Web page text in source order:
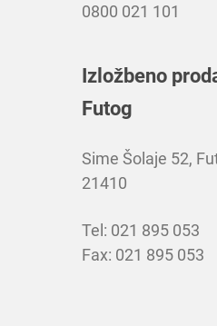
0800 021 101
Izložbeno
Futog
Sime Šolaje 52,
21410
Tel: 021 895 053
Fax: 021 895 053